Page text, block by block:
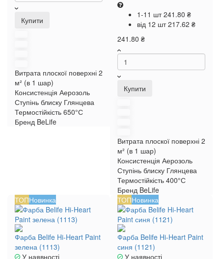
Купити
Витрата плоскої поверхні 2
м² (в 1 шар)
Консистенція Аерозоль
Ступінь блиску Глянцева
Термостійкість 650°С
Бренд BeLife
1-11 шт241.80 ₴
від 12 шт217.62 ₴
241.80 ₴
Купити
Витрата плоскої поверхні 2
м² (в 1 шар)
Консистенція Аерозоль
Ступінь блиску Глянцева
Термостійкість 400°С
Бренд BeLife
ТОПНовинка
Фарба Belife Hi-Heart Paint
зелена (1113)
У наявності
ТОПНовинка
Фарба Belife Hi-Heart Paint
синя (1121)
У наявності